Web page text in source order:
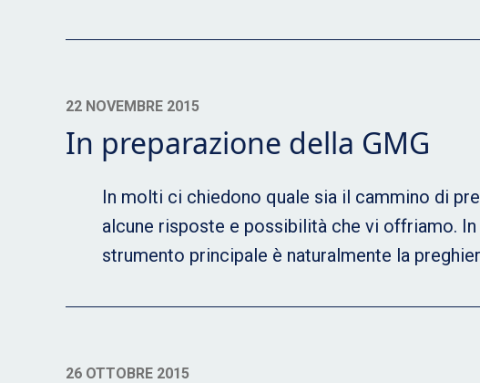
22 NOVEMBRE 2015
In preparazione della GMG
In molti ci chiedono quale sia il cammino di
alcune risposte e possibilità che vi offriamo.
strumento principale è naturalmente la
26 OTTOBRE 2015